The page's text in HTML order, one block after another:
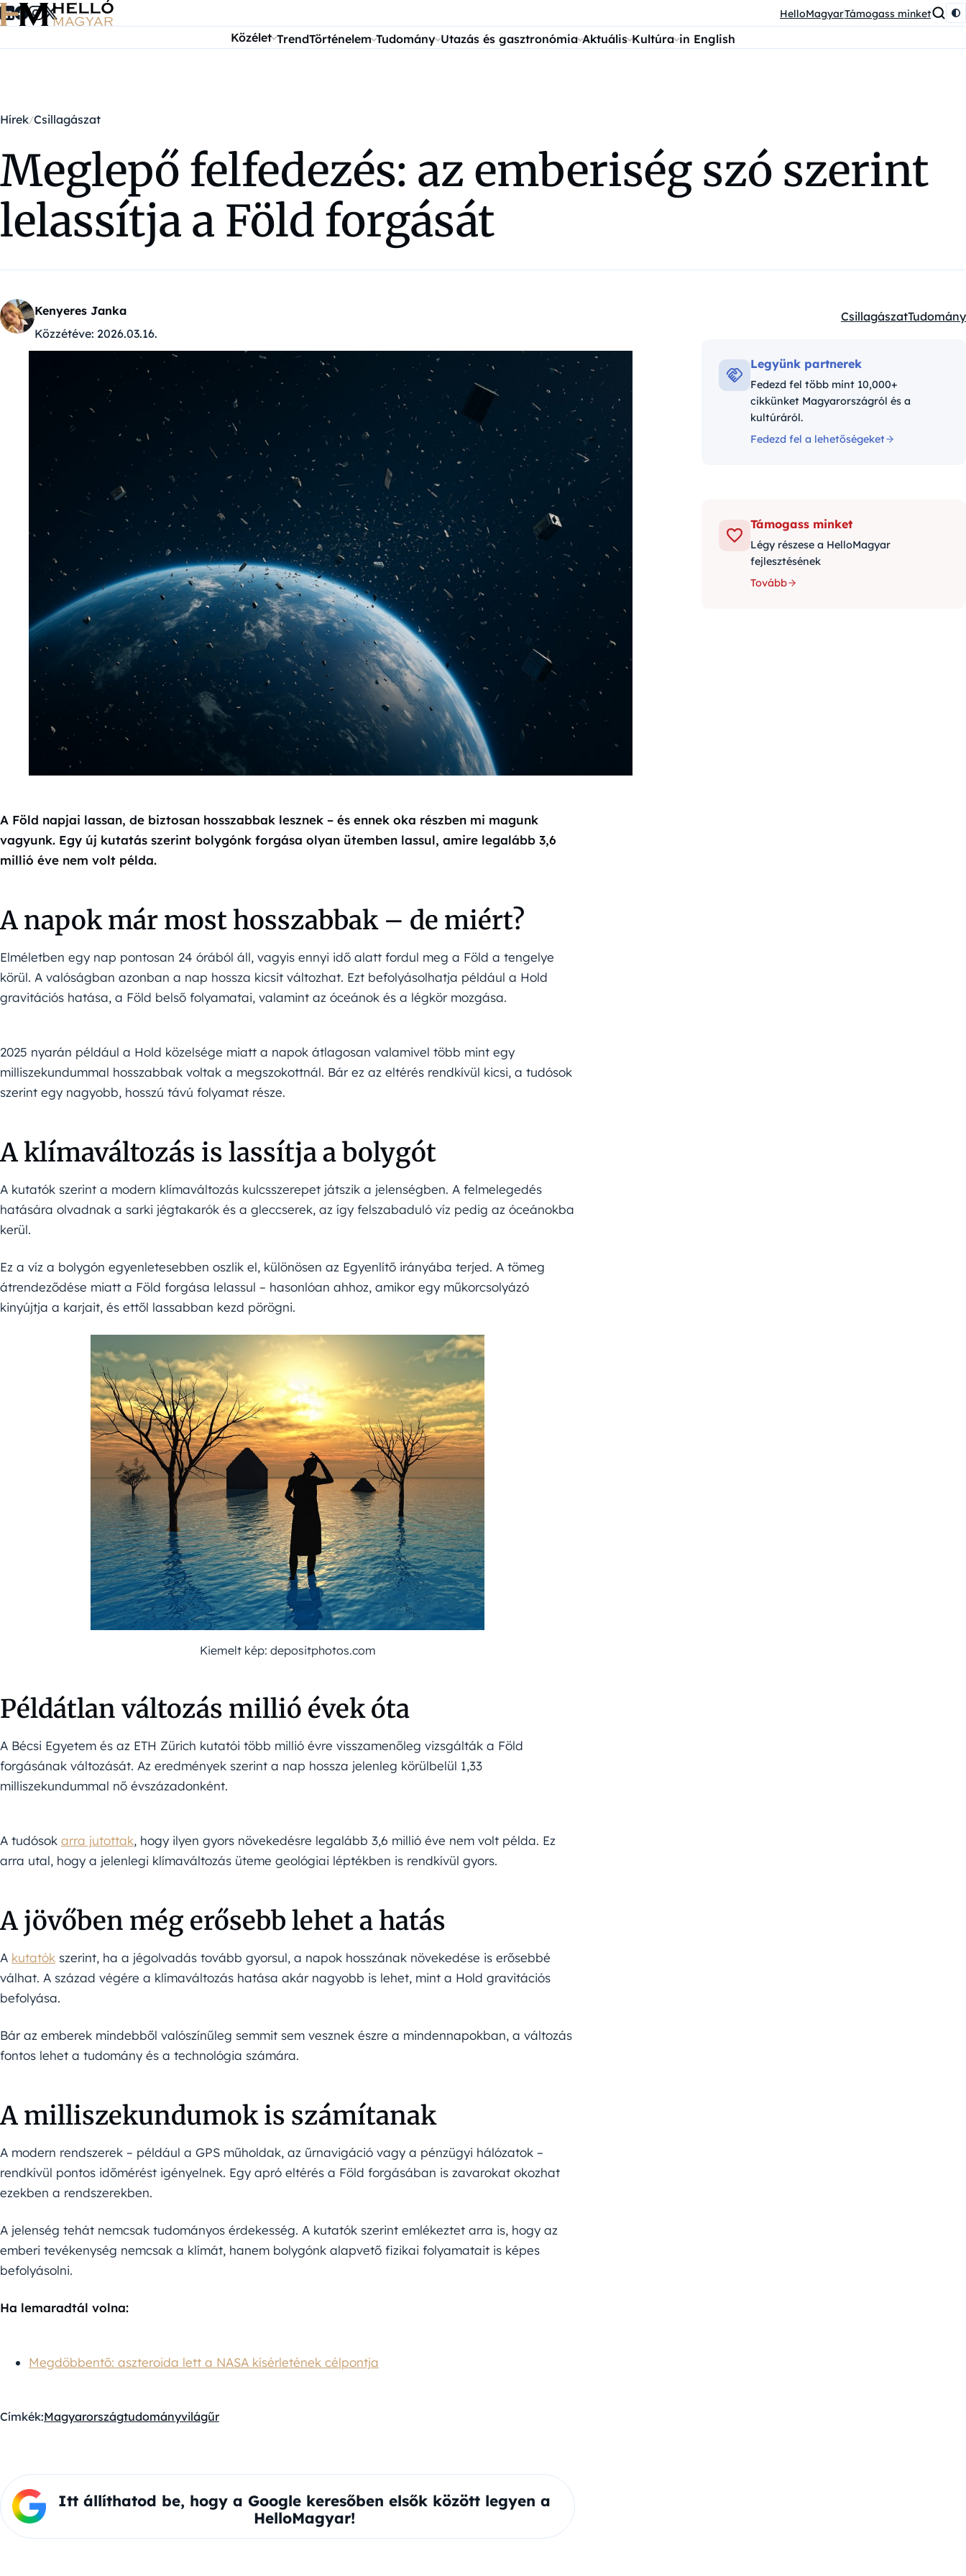
Ugrás a tartalomra HelloMagyarTámogass minket
Közélet TrendTörténelem Tudomány Utazás és gasztronómia Aktuális Kultúra in English
Hírek Csillagászat
Meglepő felfedezés: az emberiség szó szerint
lelassítja a Föld forgását
Kenyeres Janka
Közzétéve: 2026.03.16.
Kategóriák:
CsillagászatTudomány
A Föld napjai lassan, de biztosan hosszabbak lesznek – és ennek oka részben mi magunk
vagyunk. Egy új kutatás szerint bolygónk forgása olyan ütemben lassul, amire legalább 3,6
millió éve nem volt példa.
A napok már most hosszabbak – de miért?
Elméletben egy nap pontosan 24 órából áll, vagyis ennyi idő alatt fordul meg a Föld a tengelye
körül. A valóságban azonban a nap hossza kicsit változhat. Ezt befolyásolhatja például a Hold
gravitációs hatása, a Föld belső folyamatai, valamint az óceánok és a légkör mozgása.
2025 nyarán például a Hold közelsége miatt a napok átlagosan valamivel több mint egy
milliszekundummal hosszabbak voltak a megszokottnál. Bár ez az eltérés rendkívül kicsi, a tudósok
szerint egy nagyobb, hosszú távú folyamat része.
A klímaváltozás is lassítja a bolygót
A kutatók szerint a modern klímaváltozás kulcsszerepet játszik a jelenségben. A felmelegedés
hatására olvadnak a sarki jégtakarók és a gleccserek, az így felszabaduló víz pedig az óceánokba
kerül.
Ez a víz a bolygón egyenletesebben oszlik el, különösen az Egyenlítő irányába terjed. A tömeg
átrendeződése miatt a Föld forgása lelassul – hasonlóan ahhoz, amikor egy műkorcsolyázó
kinyújtja a karjait, és ettől lassabban kezd pörögni.
Kiemelt kép: depositphotos.com
Példátlan változás millió évek óta
A Bécsi Egyetem és az ETH Zürich kutatói több millió évre visszamenőleg vizsgálták a Föld
forgásának változását. Az eredmények szerint a nap hossza jelenleg körülbelül 1,33
milliszekundummal nő évszázadonként.
A tudósok arra jutottak, hogy ilyen gyors növekedésre legalább 3,6 millió éve nem volt példa. Ez
arra utal, hogy a jelenlegi klímaváltozás üteme geológiai léptékben is rendkívül gyors.
A jövőben még erősebb lehet a hatás
A kutatók szerint, ha a jégolvadás tovább gyorsul, a napok hosszának növekedése is erősebbé
válhat. A század végére a klímaváltozás hatása akár nagyobb is lehet, mint a Hold gravitációs
befolyása.
Bár az emberek mindebből valószínűleg semmit sem vesznek észre a mindennapokban, a változás
fontos lehet a tudomány és a technológia számára.
A milliszekundumok is számítanak
A modern rendszerek – például a GPS műholdak, az űrnavigáció vagy a pénzügyi hálózatok –
rendkívül pontos időmérést igényelnek. Egy apró eltérés a Föld forgásában is zavarokat okozhat
ezekben a rendszerekben.
A jelenség tehát nemcsak tudományos érdekesség. A kutatók szerint emlékeztet arra is, hogy az
emberi tevékenység nemcsak a klímát, hanem bolygónk alapvető fizikai folyamatait is képes
befolyásolni.
Ha lemaradtál volna:
Megdöbbentő: aszteroida lett a NASA kísérletének célpontja
Címkék:Magyarországtudományvilágűr
Itt állíthatod be, hogy a Google keresőben elsők között legyen a
HelloMagyar!
Legyünk partnerek
Fedezd fel több mint 10,000+
cikkünket Magyarországról és a
kultúráról.
Fedezd fel a lehetőségeket
Támogass minket
Légy részese a HelloMagyar
fejlesztésének
Tovább